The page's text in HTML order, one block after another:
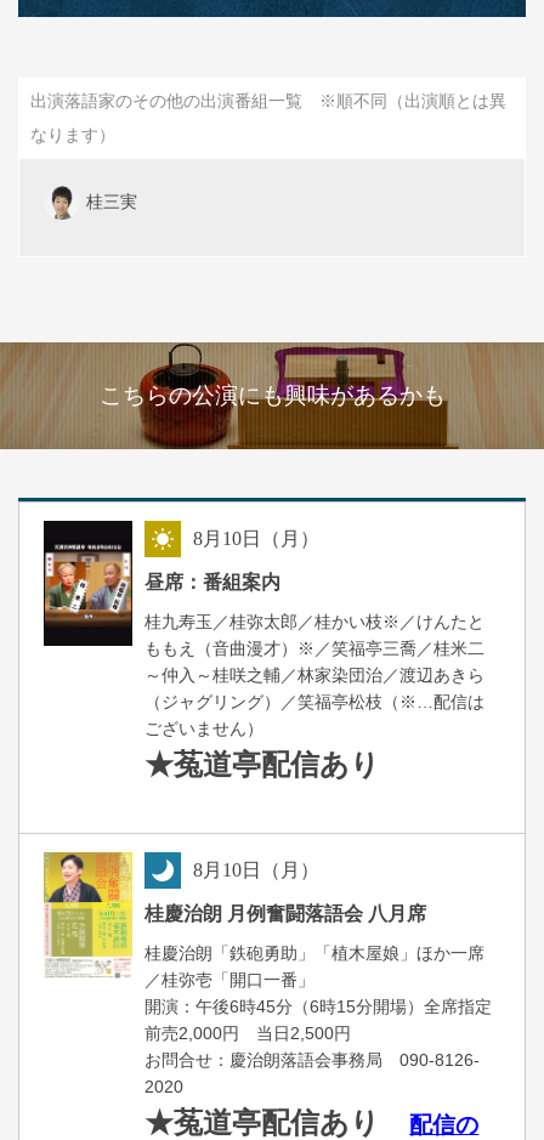
出演落語家のその他の出演番組一覧 ※順不同（出演順とは異
なります）
桂三実
こちらの公演にも興味があるかも
8月 10日（月）
昼席：番組案内
桂九寿玉／桂弥太郎／桂かい枝※／けんたと
ももえ（音曲漫才）※／笑福亭三喬／桂米二
～仲入～桂咲之輔／林家染団治／渡辺あきら
（ジャグリング）／笑福亭松枝（※…配信は
ございません）
★菟道亭配信あり
8月 10日（月）
桂慶治朗 月例奮闘落語会 八月席
桂慶治朗「鉄砲勇助」「植木屋娘」ほか一席
／桂弥壱「開口一番」
開演：午後6時45分（6時15分開場）全席指定
前売2,000円 当日2,500円
お問合せ：慶治朗落語会事務局 090-8126-
2020
★菟道亭配信あり配信の